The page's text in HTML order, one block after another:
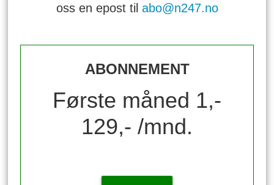
oss en epost til abo@n247.no
ABONNEMENT
Første måned 1,-
129,- /mnd.